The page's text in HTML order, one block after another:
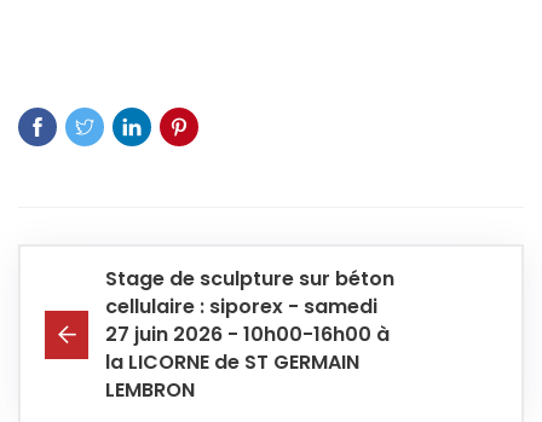
Stage de sculpture sur béton
cellulaire : siporex - samedi
27 juin 2026 - 10h00-16h00 à
la LICORNE de ST GERMAIN
LEMBRON